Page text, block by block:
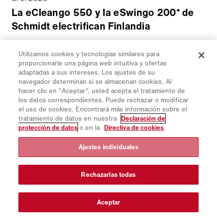
La eCleango 550 y la eSwingo 200⁺ de
Schmidt electrifican Finlandia
Finlandia para la construcción y la tecnología
municipal. En el centro de nuestra aparición este año
estaban las barredoras eléctricas de Schmidt, ¡y
fueron un éxito rotundo!
Utilizamos cookies y tecnologías similares para
proporcionarle una página web intuitiva y ofertas
adaptadas a sus intereses. Los ajustes de su
navegador determinan si se almacenan cookies. Al
hacer clic en "Aceptar", usted acepta el tratamiento de
los datos correspondientes. Puede rechazar o modificar
el uso de cookies. Encontrará más información sobre el
tratamiento de datos en nuestra Declaración de
protección de datos o en la Directiva de cookies.
Ajustes individuales
Rechazarlas todas
Aceptar